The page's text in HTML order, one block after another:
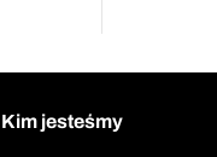
Kim jesteśmy